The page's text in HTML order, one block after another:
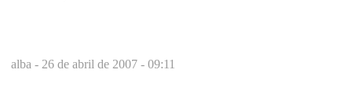
alba - 26 de abril de 2007 - 09:11